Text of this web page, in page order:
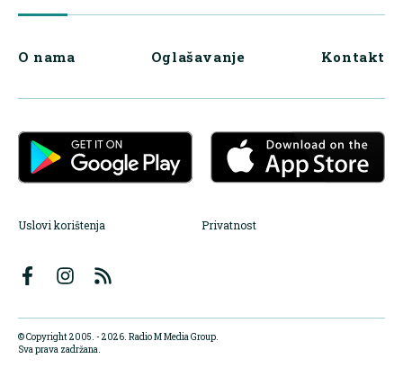
O nama Oglašavanje Kontakt
Uslovi korištenja Privatnost
© Copyright 2005. - 2026. Radio M Media Group.
Sva prava zadržana.